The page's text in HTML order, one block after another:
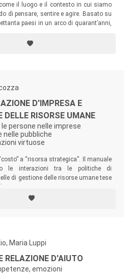
il luogo e il contesto in cui siamo
di pensare, sentire e agire. Basato su
paesi in un arco di quarant’anni,
D'IMPRESA E
DELLE RISORSE UMANE
persone nelle imprese
nelle pubbliche
virtuose
a “risorsa strategica”. Il manuale
le interazioni tra le politiche di
di gestione delle risorse umane tese
Maria Luppi
RELAZIONE D'AIUTO
emozioni